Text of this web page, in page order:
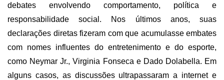
debates envolvendo comportamento, política e
responsabilidade social. Nos últimos anos, suas
declarações diretas fizeram com que acumulasse embates
com nomes influentes do entretenimento e do esporte,
como Neymar Jr., Virginia Fonseca e Dado Dolabella. Em
alguns casos, as discussões ultrapassaram a internet e